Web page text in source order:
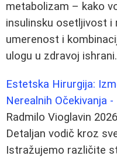
metabolizam – kako
insulinsku osetljivost i
umerenost i
ulogu u zdravoj ishrani.
Estetska Hirurgija:
Nerealnih Očekivanja
Radmilo Vioglavin
Detaljan vodič kroz
Istražujemo različite